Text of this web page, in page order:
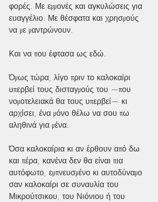
φορές. Με εμμονές και αγκυλώσεις για
ευαγγέλιο. Με θέσφατα και χρησμούς
να με μαντρώνουν.
Και να που έφτασα ως εδώ.
Όμως τώρα, λίγο πριν το καλοκαίρι
υπερβεί τους δισταγμούς του —που
νομοτελειακά θα τους υπερβεί— κι
αρχίσει, ένα μόνο θέλω να σου πω
αληθινά για μένα.
Όσα καλοκαίρια κι αν έρθουν από δω
και πέρα, κανένα δεν θα είναι πια
αυτόφωτο, εμπνευσμένο κι αυτοδύναμο
σαν καλοκαίρι σε συναυλία του
Μικρούτσικου, του Νιόνιου ή του